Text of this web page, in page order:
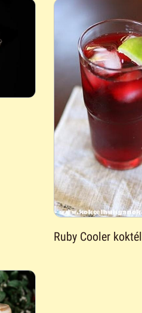
Ruby Cooler koktél